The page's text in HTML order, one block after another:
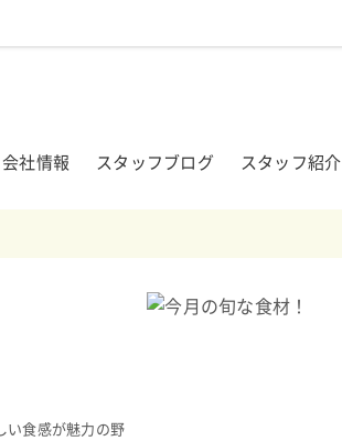
会社情報 スタッフブログ スタッフ紹介
い食感が魅力の野